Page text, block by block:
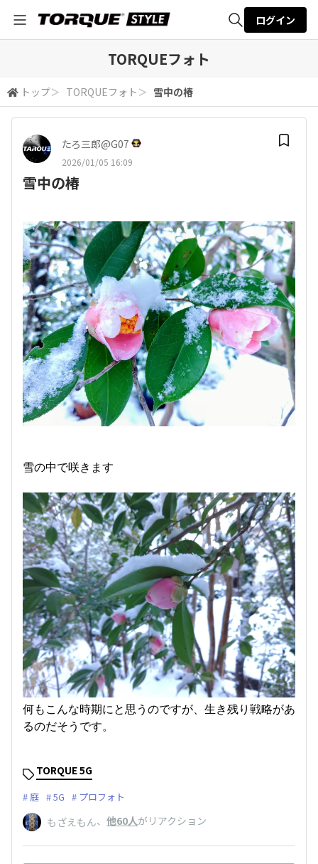
検索
ログイン
TORQUEフォト
トップ＞ TORQUEフォト ＞ 雪中の椿
たろ三郎@G07
2026/01/05 16:09
雪中の椿
雪の中で咲きます
何もこんな時期にと思うのですが、生き残り戦略があ
るのだそうです。
TORQUE 5G
庭 5G プロフォト
もざえもん、 他60人がリアクション